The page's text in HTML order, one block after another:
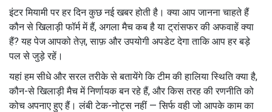
इंटर मियामी पर हर दिन कुछ नई खबर होती है। क्या आप जानना चाहते हैं
कौन से खिलाड़ी फॉर्म में हैं, अगला मैच कब है या ट्रांसफर की अफवाहें क्या
हैं? यह पेज आपको तेज़, साफ़ और उपयोगी अपडेट देगा ताकि आप हर बड़े
पल से जुड़े रहें।
यहां हम सीधे और सरल तरीके से बतायेंगे कि टीम की हालिया स्थिति क्या है,
कौन-से खिलाड़ी मैच में निर्णायक बन रहे हैं, और किस तरह की रणनीति को
कोच अपनाए हुए हैं। लंबी टेक-नोट्स नहीं — सिर्फ वही जो आपके काम का